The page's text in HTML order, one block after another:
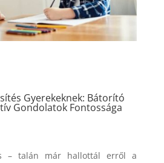
Gyerekeknek: Bátorító
Gondolatok Fontossága
– talán már hallottál erről a